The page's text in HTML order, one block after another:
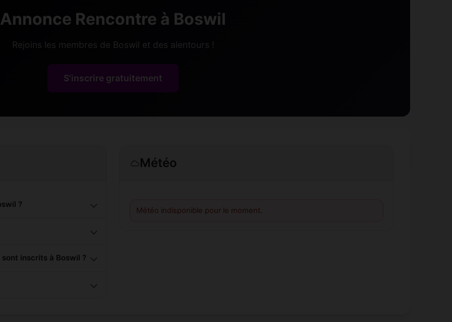
Annonce Rencontre à Boswil
Rejoins les membres de Boswil et des alentours !
S'inscrire gratuitement
?
inscrits à Boswil ?
Météo
Météo indisponible pour le moment.